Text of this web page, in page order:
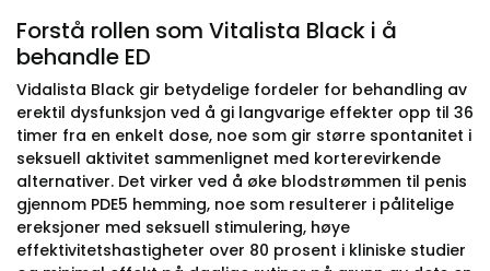
Forstå rollen som Vitalista Black i å
behandle ED
Vidalista Black gir betydelige fordeler for behandling av
erektil dysfunksjon ved å gi langvarige effekter opp til 36
timer fra en enkelt dose, noe som gir større spontanitet i
seksuell aktivitet sammenlignet med korterevirkende
alternativer. Det virker ved å øke blodstrømmen til penis
gjennom PDE5 hemming, noe som resulterer i pålitelige
ereksjoner med seksuell stimulering, høye
effektivitetshastigheter over 80 prosent i kliniske studier